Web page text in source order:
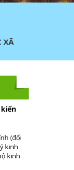
XÃ
(đối
kinh
kinh